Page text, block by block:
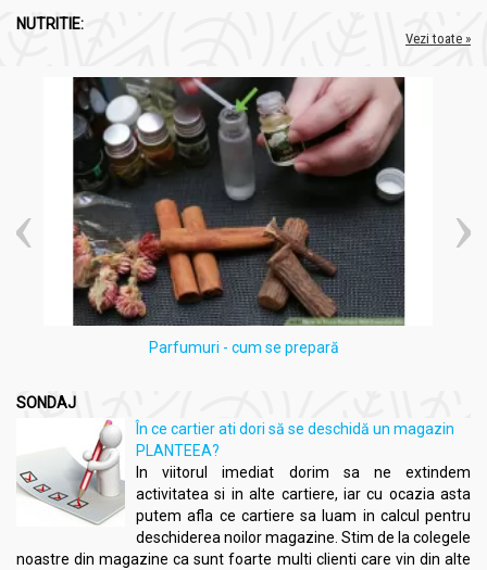
NUTRITIE:
Vezi toate »
Parfumuri - cum se prepară
SONDAJ
În ce cartier ati dori să se deschidă un magazin
PLANTEEA?
In viitorul imediat dorim sa ne extindem
activitatea si in alte cartiere, iar cu ocazia asta
putem afla ce cartiere sa luam in calcul pentru
deschiderea noilor magazine. Stim de la colegele
noastre din magazine ca sunt foarte multi clienti care vin din alte